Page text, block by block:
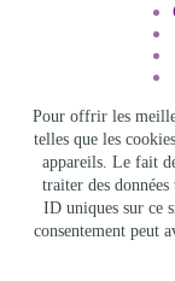
Pour offrir les
telles que les
appareils. Le fait
traiter des
ID uniques sur ce
consentement peut
Info Jeunes